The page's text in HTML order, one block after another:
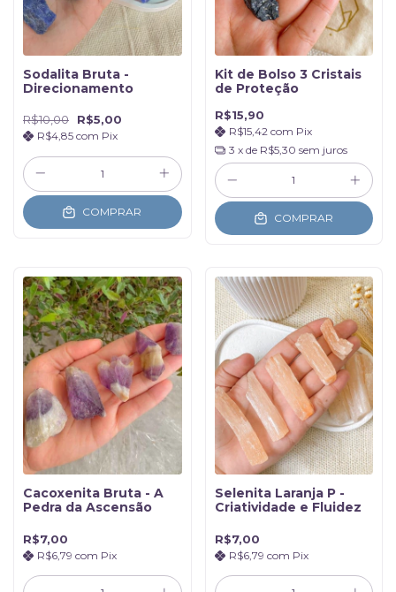
Sodalita Bruta -
Direcionamento
R$10,00 R$5,00
R$4,85 com Pix
COMPRAR
Kit de Bolso 3 Cristais
de Proteção
R$15,90
R$15,42 com Pix
3 x de R$5,30 sem juros
COMPRAR
Cacoxenita Bruta - A
Pedra da Ascensão
R$7,00
R$6,79 com Pix
Selenita Laranja P -
Criatividade e Fluidez
R$7,00
R$6,79 com Pix